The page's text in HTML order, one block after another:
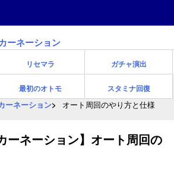
ーネーション
リセマラ ガチャ演出
最初のオトモ スタミナ回復
ーネーション オート周回のやり方と仕様
ーネーション】オート周回の